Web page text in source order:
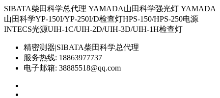
SIBATA柴田科学总代理 YAMADA山田科学强光灯 YAMADA
山田科学YP-150I/YP-250I/D检查灯HPS-150/HPS-250电源
INTECS光源UIH-1C/UIH-2D/UIH-3D/UIH-1H检查灯
精密测器|SIBATA柴田科学总代理
服务热线: 18863977737
电子邮箱: 38885518@qq.com